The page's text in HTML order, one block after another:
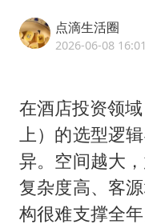
点滴生活圈
2026-06-08 16:01
在酒店投资领
上）的选型逻
异。空间越大
复杂度高、客
构很难支撑全